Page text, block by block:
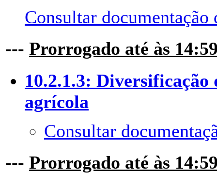
Consultar documentação
--- Prorrogado até às
10.2.1.3: Diversificação
agrícola
Consultar
--- Prorrogado até às